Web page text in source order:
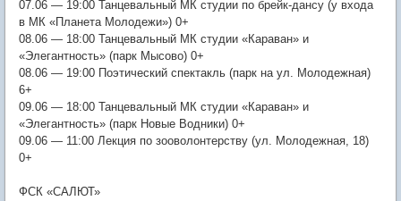
07.06 — 19:00 Танцевальный МК студии по брейк-дансу (у входа
в МК «Планета Молодежи») 0+
08.06 — 18:00 Танцевальный МК студии «Караван» и
«Элегантность» (парк Мысово) 0+
08.06 — 19:00 Поэтический спектакль (парк на ул. Молодежная)
6+
09.06 — 18:00 Танцевальный МК студии «Караван» и
«Элегантность» (парк Новые Водники) 0+
09.06 — 11:00 Лекция по зооволонтерству (ул. Молодежная, 18)
0+
ФСК «САЛЮТ»